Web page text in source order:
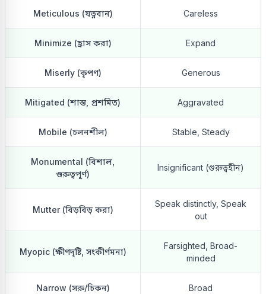
Meticulous (যত্নবান) Careless
Minimize (হ্রাস করা) Expand
Miserly (কৃপণ) Generous
Mitigated (শান্ত, প্রশমিত) Aggravated
Mobile (চলনশীল) Stable, Steady
Monumental (বিশাল,
গুরুত্বপূর্ণ)
Insignificant (গুরুত্বহীন)
Mutter (বিড়বিড় করা)
Speak distinctly, Speak
out
Myopic (ক্ষীণদৃষ্টি, সংকীর্ণমনা)
Farsighted, Broad-
minded
Narrow (সরু/চিকন) Broad